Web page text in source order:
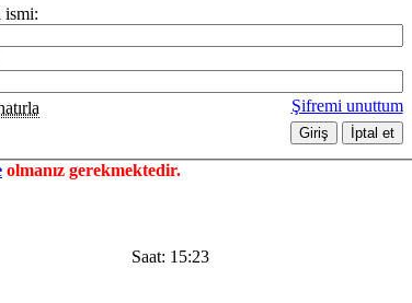
ismi:
Şifremi unuttum
olmanız gerekmektedir.
Saat: 15:23